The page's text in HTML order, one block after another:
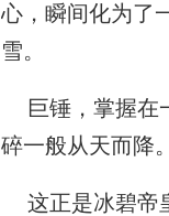
心，瞬间化为了
雪。
巨锤，掌握在
碎一般从天而降。
这正是冰碧帝